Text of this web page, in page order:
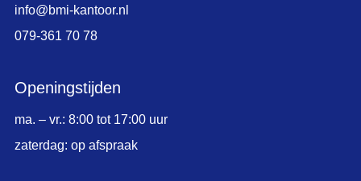
info@bmi-kantoor.nl
079-361 70 78
Openingstijden
ma. – vr.: 8:00 tot 17:00 uur
zaterdag: op afspraak